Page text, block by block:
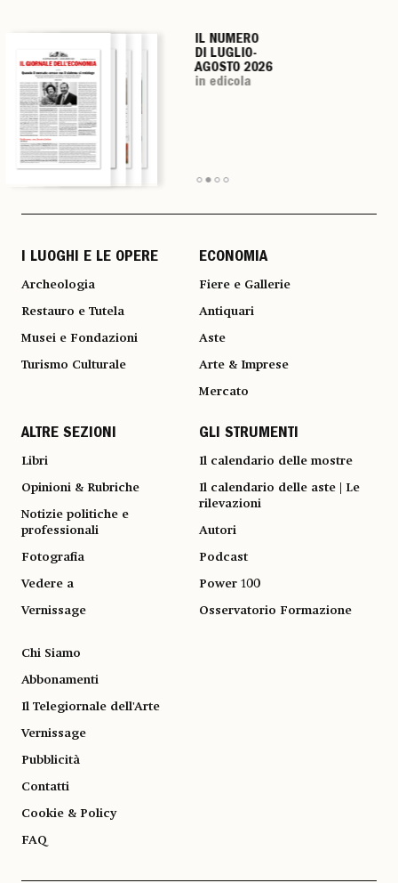
IL NUMERO
DI LUGLIO-
AGOSTO 2026
in edicola
IL NUMERO
DI LUGLIO-
AGOSTO 2026
in edicola
IL NUMERO
DI LUGLIO-
AGOSTO 2026
in edicola
IL NUMERO
DI LUGLIO-
AGOSTO 2026
in edicola
I LUOGHI E LE OPERE
Archeologia
Restauro e Tutela
Musei e Fondazioni
Turismo Culturale
ECONOMIA
Fiere e Gallerie
Antiquari
Aste
Arte & Imprese
Mercato
ALTRE SEZIONI
Libri
Opinioni & Rubriche
Notizie politiche e
professionali
Fotografia
Vedere a
Vernissage
GLI STRUMENTI
Il calendario delle mostre
Il calendario delle aste | Le
rilevazioni
Autori
Podcast
Power 100
Osservatorio Formazione
Chi Siamo
Abbonamenti
Il Telegiornale dell'Arte
Vernissage
Pubblicità
Contatti
Cookie & Policy
FAQ